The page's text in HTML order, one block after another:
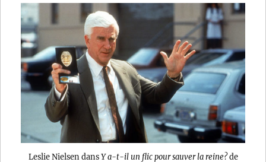
Leslie Nielsen dansY a-t-il un flic pour sauver la reine?de